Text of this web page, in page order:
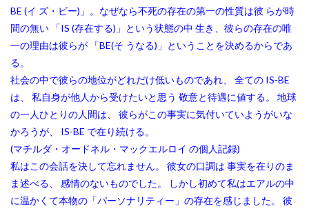
BE (イ ズ・ビー)」。なぜなら不死の存在の第一の性質は彼 らが時
間の無い 「IS (存在する)」という状態の中 生き、彼らの存在の唯
一の理由は彼らが 「BE(そ うなる)」ということを決めるからであ
る。
社会の中で彼らの地位がどれだけ低いものであれ、 全ての IS-BE
は、 私自身が他人から受けたいと思う 敬意と待遇に値する。 地球
の一人ひとりの人間は、 彼らがこの事実に気付いていようがいな
かろうが、 IS-BE で在り続ける。
(マチルダ・オードネル・マックエルロイ の個人記録)
私はこの会話を決して忘れません。 彼女の口調は 事実を在りのま
ま述べる、 感情のないものでした。 しかし初めて私はエアルの中
に温かくて本物の 「パーソナリティー」の存在を感じました。 彼